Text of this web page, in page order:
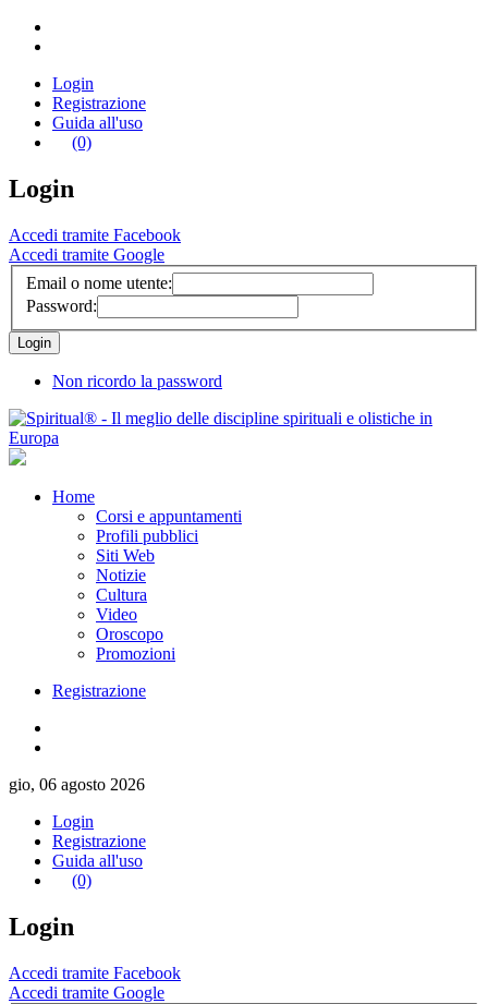
Login
Registrazione
Guida all'uso
(0)
Login
Accedi tramite Facebook
Accedi tramite Google
Email o nome utente:
Password:
Non ricordo la password
Home
Corsi e appuntamenti
Profili pubblici
Siti Web
Notizie
Cultura
Video
Oroscopo
Promozioni
Registrazione
gio, 06 agosto 2026
Login
Registrazione
Guida all'uso
(0)
Login
Accedi tramite Facebook
Accedi tramite Google